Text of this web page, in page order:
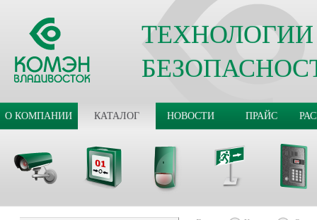
О КОМПАНИИ КАТАЛОГ НОВОСТИ ПРАЙС